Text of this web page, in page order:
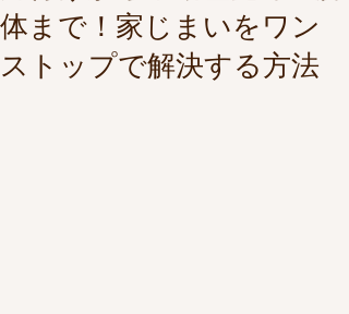
体まで！家じまいをワン
ストップで解決する方法